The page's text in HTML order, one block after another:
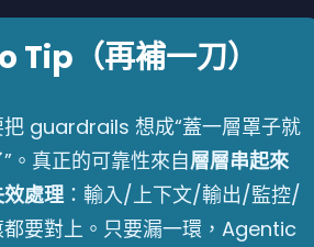
Tip（再補一刀）
把 guardrails 想成“蓋一層罩子就
。真正的可靠性來自層層串起來
處理：輸入/上下文/輸出/監控/
都要對上。只要漏一環，Agentic